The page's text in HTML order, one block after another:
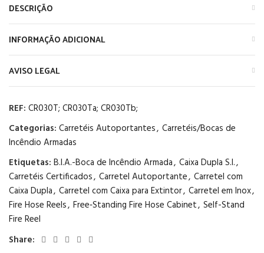
DESCRIÇÃO
INFORMAÇÃO ADICIONAL
AVISO LEGAL
REF: CR030T; CR030Ta; CR030Tb;
Categorias: Carretéis Autoportantes, Carretéis/Bocas de
Incêndio Armadas
Etiquetas: B.I.A.-Boca de Incêndio Armada, Caixa Dupla S.I.,
Carretéis Certificados, Carretel Autoportante, Carretel com
Caixa Dupla, Carretel com Caixa para Extintor, Carretel em Inox,
Fire Hose Reels, Free‑Standing Fire Hose Cabinet, Self-Stand
Fire Reel
Share: